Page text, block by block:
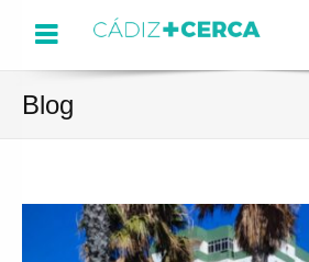
Menu
Blog